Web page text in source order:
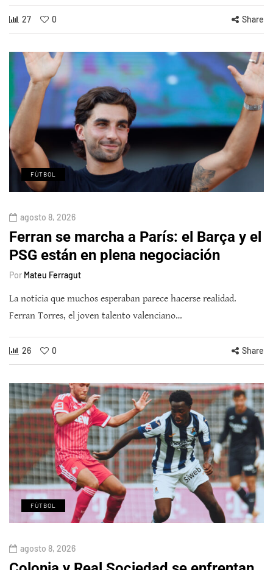
27 0 Share
FÚTBOL
agosto 8, 2026
Ferran se marcha a París: el Barça y el
PSG están en plena negociación
Por Mateu Ferragut
La noticia que muchos esperaban parece hacerse realidad.
Ferran Torres, el joven talento valenciano…
26 0 Share
FÚTBOL
agosto 8, 2026